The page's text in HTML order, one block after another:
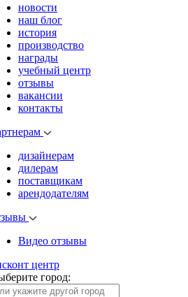
новости
наш блог
история
производство
награды
учебный центр
отзывы
вакансии
контакты
дизайнерам
дилерам
поставщикам
арендодателям
Видео отзывы
центр
город: